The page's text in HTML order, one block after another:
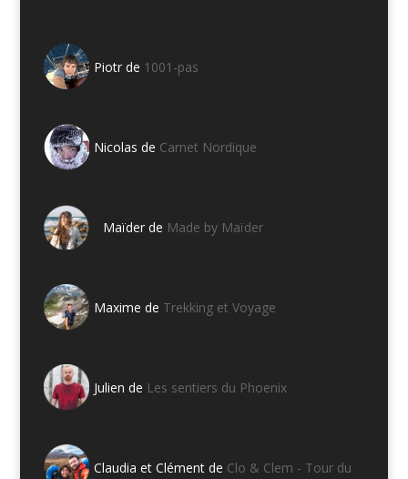
Piotr de 1001-pas
Nicolas de Carnet Nordique
Maïder de Made by Maïder
Maxime de Trekking et Voyage
Julien de Les sentiers du Phoenix
Claudia et Clément de Clo & Clem - Tour du